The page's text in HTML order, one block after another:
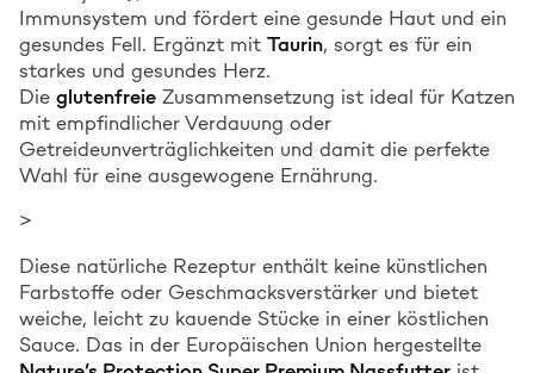
Immunsystem und fördert eine gesunde Haut und ein
gesundes Fell. Ergänzt mit Taurin, sorgt es für ein
starkes und gesundes Herz.
Die glutenfreie Zusammensetzung ist ideal für Katzen
mit empfindlicher Verdauung oder
Getreideunverträglichkeiten und damit die perfekte
Wahl für eine ausgewogene Ernährung.
>
Diese natürliche Rezeptur enthält keine künstlichen
Farbstoffe oder Geschmacksverstärker und bietet
weiche, leicht zu kauende Stücke in einer köstlichen
Sauce. Das in der Europäischen Union hergestellte